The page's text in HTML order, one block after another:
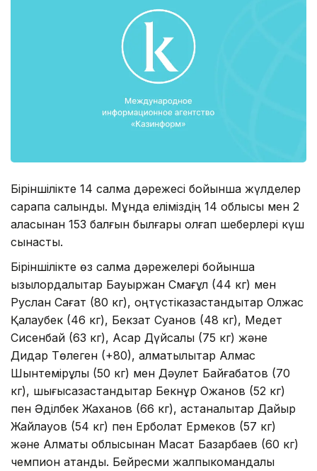
Біріншілікте 14 салмақ дәрежесі бойынша жүлделер
сарапқа салынды. Мұнда еліміздің 14 облысы мен 2
қаласынан 153 балғын былғары қолғап шеберлері күш
сынасты.
Біріншілікте өз салмақ дәрежелері бойынша
қызылордалықтар Бауыржан Смағұл (44 кг) мен
Руслан Сағат (80 кг), оңтүстікқазақстандықтар Олжас
Қалаубек (46 кг), Бекзат Суанов (48 кг), Медет
Сисенбай (63 кг), Асқар Дүйсалы (75 кг) және
Дидар Төлеген (+80), алматылықтар Алмас
Шынтемірұлы (50 кг) мен Дәулет Байғабатов (70
кг), шығысқазақстандықтар Бекнұр Ожанов (52 кг)
пен Әділбек Жаханов (66 кг), астаналықтар Дайыр
Жайлауов (54 кг) пен Ерболат Ермеков (57 кг)
және Алматы облысынан Мақсат Базарбаев (60 кг)
чемпион атанды. Бейресми жалпыкомандалық